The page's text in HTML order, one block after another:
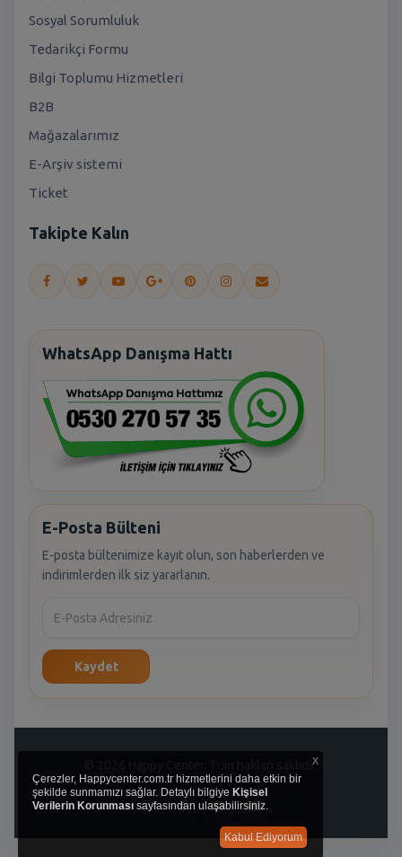
Sosyal Sorumluluk
Tedarikçi Formu
Bilgi Toplumu Hizmetleri
B2B
Mağazalarımız
E-Arşiv sistemi
Ticket
Takipte Kalın
WhatsApp Danışma Hattı
E-Posta Bülteni
E-posta bültenimize kayıt olun, son haberlerden ve
indirimlerden ilk siz yararlanın.
Kaydet
© 2026 Happy Center. Tüm hakları saklıdır.
x
Çerezler, Happycenter.com.tr hizmetlerini daha etkin bir
şekilde sunmamızı sağlar. Detaylı bilgiye Kişisel
Verilerin Korunması sayfasından ulaşabilirsiniz.
Kabul Ediyorum